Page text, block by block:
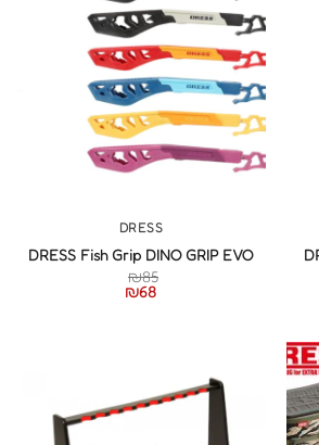
DRESS
DRESS Fish Grip DINO GRIP EVO
₪85
₪68